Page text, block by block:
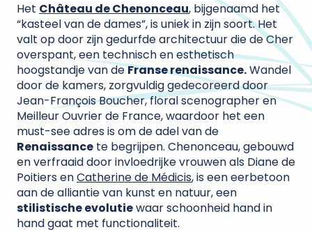
Het Château de Chenonceau, bijgenaamd het
“kasteel van de dames”, is uniek in zijn soort. Het
valt op door zijn gedurfde architectuur die de Cher
overspant, een technisch en esthetisch
hoogstandje van deFranse renaissance.Wandel
door de kamers, zorgvuldig gedecoreerd door
Jean-François Boucher, floral scenographer en
Meilleur Ouvrier de France, waardoor het een
must-see adres is om de adel van de
Renaissance te begrijpen. Chenonceau, gebouwd
en verfraaid door invloedrijke vrouwen als Diane de
Poitiers enCatherine de Médicis, is een eerbetoon
aan de alliantie van kunst en natuur, een
stilistische evolutiewaar schoonheid hand in
hand gaat met functionaliteit.